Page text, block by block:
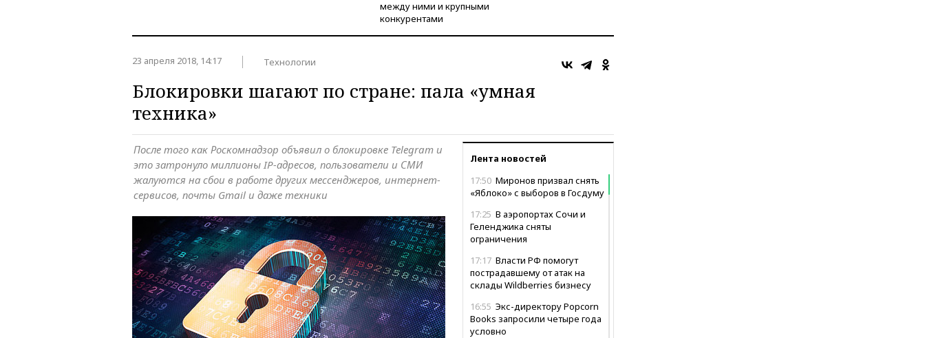
между ними и крупными
конкурентами
23 апреля 2018, 14:17 Технологии
Блокировки шагают по стране: пала «умная
техника»
Лента новостей
17:50 Миронов призвал снять
«Яблоко» с выборов в Госдуму
17:25 В аэропортах Сочи и
Геленджика сняты
ограничения
17:17 Власти РФ помогут
пострадавшему от атак на
склады Wildberries бизнесу
16:55 Экс-директору Popcorn
Books запросили четыре года
условно
После того как Роскомнадзор объявил о блокировке Telegram и
это затронуло миллионы IP-адресов, пользователи и СМИ
жалуются на сбои в работе других мессенджеров, интернет-
сервисов, почты Gmail и даже техники